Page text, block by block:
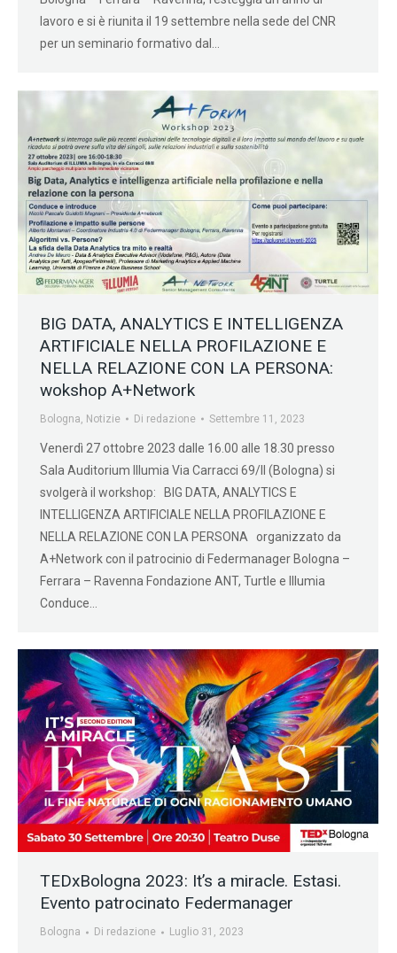
lavoro e si è riunita il 19 settembre nella sede del CNR
per un seminario formativo dal…
BIG DATA, ANALYTICS E INTELLIGENZA
ARTIFICIALE NELLA PROFILAZIONE E
NELLA RELAZIONE CON LA PERSONA:
wokshop A+Network
Bologna Notizie Di redazione Settembre 11, 2023
Venerdì 27 ottobre 2023 dalle 16.00 alle 18.30 presso
Sala Auditorium Illumia Via Carracci 69/II (Bologna) si
svolgerà il workshop: BIG DATA, ANALYTICS E
INTELLIGENZA ARTIFICIALE NELLA PROFILAZIONE E
NELLA RELAZIONE CON LA PERSONA organizzato da
A+Network con il patrocinio di Federmanager Bologna –
Ferrara – Ravenna Fondazione ANT, Turtle e Illumia
Conduce…
TEDxBologna 2023: It’s a miracle. Estasi.
Evento patrocinato Federmanager
Bologna Di redazione Luglio 31, 2023